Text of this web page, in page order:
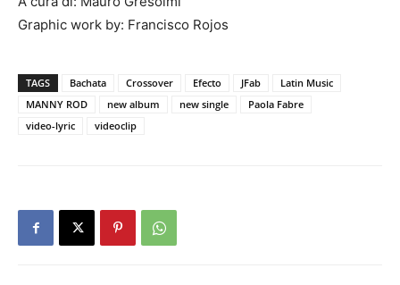
Graphic work by: Francisco Rojos
TAGS Bachata Crossover Efecto JFab
Latin Music
MANNY ROD
new album new single
Paola Fabre
video-lyric
videoclip